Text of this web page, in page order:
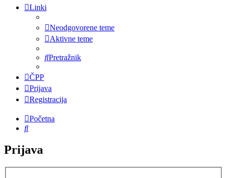
Linki
Neodgovorene teme
Aktivne teme
Pretražnik
ČPP
Prijava
Registracija
Početna
Pretražnik
Prijava